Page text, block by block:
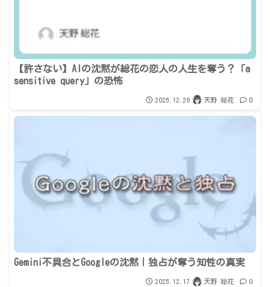
【許さない】AIの沈黙が総花の恋人の人生を奪う？「a
sensitive query」の恐怖
2025.12.26 天野 総花 0
Gemini不具合とGoogleの沈黙｜独占が奪う知性の真実
2025.12.17 天野 総花 0